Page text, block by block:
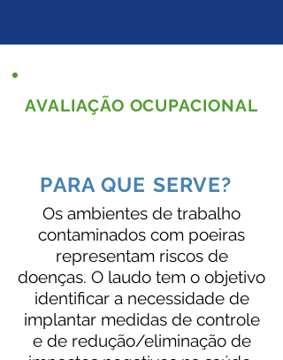
AVALIAÇÃO OCUPACIONAL
PARA QUE SERVE?
Os ambientes de trabalho
contaminados com poeiras
representam riscos de
doenças. O laudo tem o objetivo
identificar a necessidade de
implantar medidas de controle
e de redução/eliminação de